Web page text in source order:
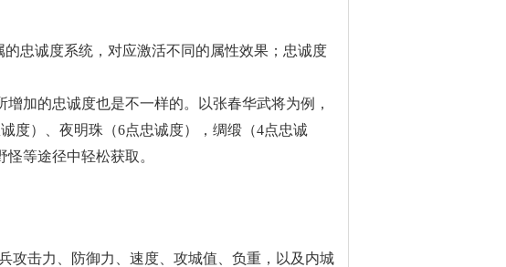
忠诚度系统，对应激活不同的属性效果；忠诚度
加的忠诚度也是不一样的。以张春华武将为例，
度）、夜明珠（6点忠诚度），绸缎（4点忠诚
等途径中轻松获取。
攻击力、防御力、速度、攻城值、负重，以及内城